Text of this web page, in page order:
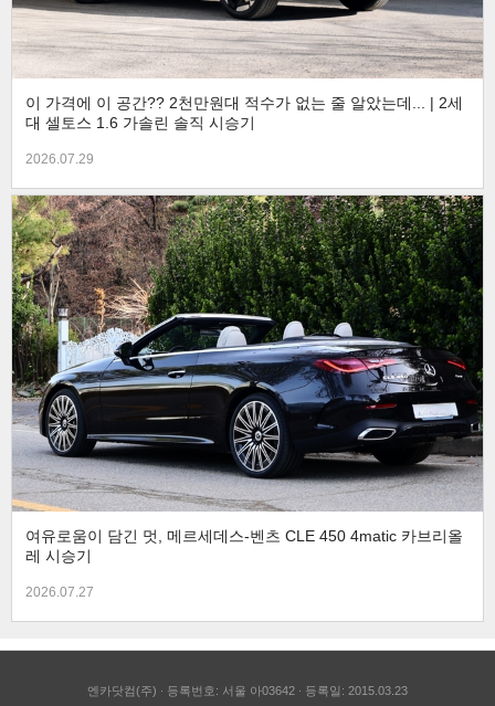
이 가격에 이 공간?? 2천만원대 적수가 없는 줄 알았는데... | 2세
대 셀토스 1.6 가솔린 솔직 시승기
2026.07.29
여유로움이 담긴 멋, 메르세데스-벤츠 CLE 450 4matic 카브리올
레 시승기
2026.07.27
엔카닷컴(주) 등록번호: 서울 아03642
등록일: 2015.03.23